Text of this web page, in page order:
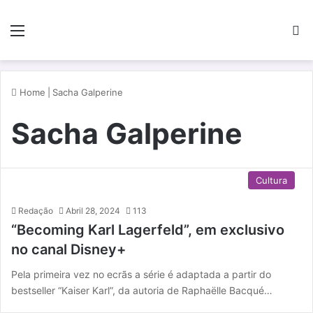
Home Sacha Galperine
Sacha Galperine
Cultura
Redação Abril 28, 2024 113
“Becoming Karl Lagerfeld”, em exclusivo
no canal Disney+
Pela primeira vez no ecrãs a série é adaptada a partir do
bestseller “Kaiser Karl”, da autoria de Raphaëlle Bacqué…